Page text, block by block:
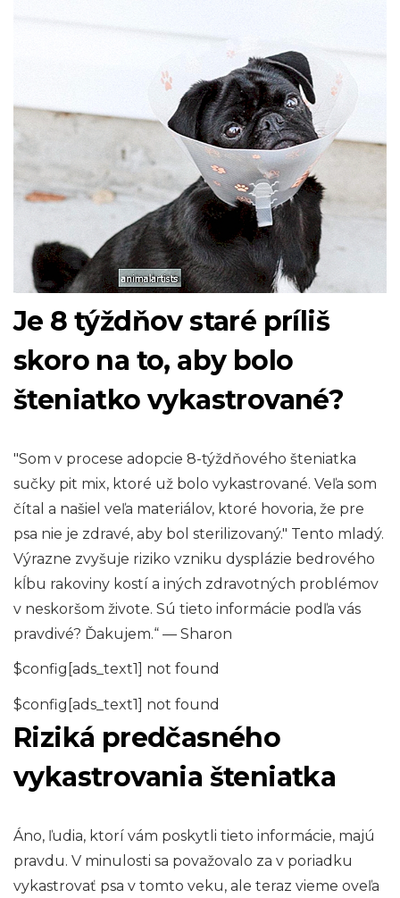
Je 8 týždňov staré príliš
skoro na to, aby bolo
šteniatko vykastrované?
"Som v procese adopcie 8-týždňového šteniatka
sučky pit mix, ktoré už bolo vykastrované. Veľa som
čítal a našiel veľa materiálov, ktoré hovoria, že pre
psa nie je zdravé, aby bol sterilizovaný." Tento mladý.
Výrazne zvyšuje riziko vzniku dysplázie bedrového
kĺbu rakoviny kostí a iných zdravotných problémov
v neskoršom živote. Sú tieto informácie podľa vás
pravdivé? Ďakujem.“ — Sharon
$config[ads_text1] not found
$config[ads_text1] not found
Riziká predčasného
vykastrovania šteniatka
Áno, ľudia, ktorí vám poskytli tieto informácie, majú
pravdu. V minulosti sa považovalo za v poriadku
vykastrovať psa v tomto veku, ale teraz vieme oveľa